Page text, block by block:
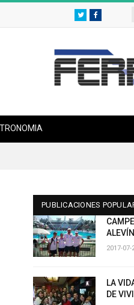
TwitterFacebook
PUBLICACIONES
2017-07-
LA
DE